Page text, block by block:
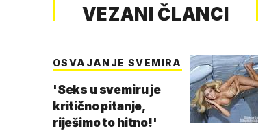
VEZANI ČLANCI
OSVAJANJE SVEMIRA
'Seks u svemiru je
kritično pitanje,
riješimo to hitno!'